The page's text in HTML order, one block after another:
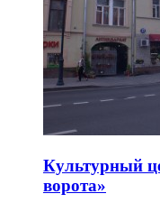
Культурный
ворота»